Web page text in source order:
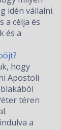
idén vállalni.
a célja és
és a
hogy
Apostoli
téren
a